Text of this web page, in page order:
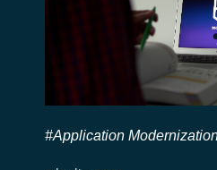
#Application